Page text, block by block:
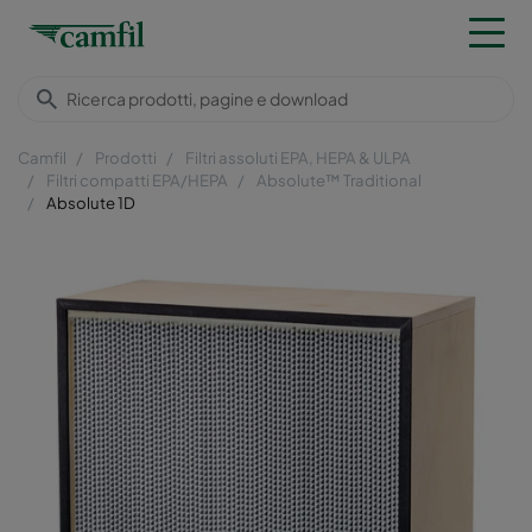
Camfil Prodotti
Filtri assoluti EPA, HEPA & ULPA
Filtri compatti EPA/HEPA
Absolute™ Traditional
Absolute 1D